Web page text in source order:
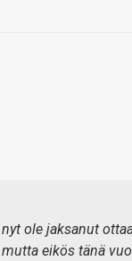
ole jaksanut
eikös tänä